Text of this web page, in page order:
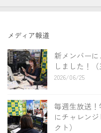
メディア報道
新メンバー
しました！
2026/06/25
毎週生放送
にチャレン
クト）